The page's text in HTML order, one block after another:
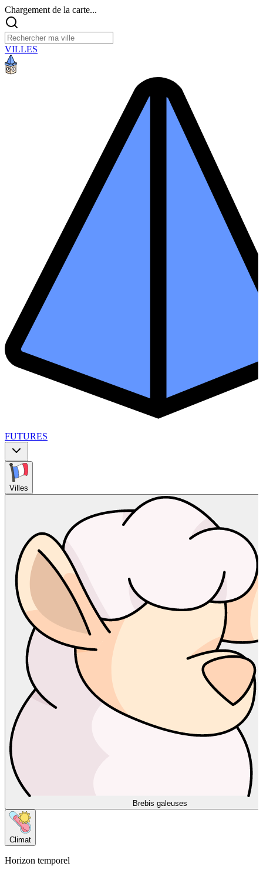
Chargement de la carte...
VILLES
FUTURES
Villes
Brebis galeuses
Climat
Horizon temporel